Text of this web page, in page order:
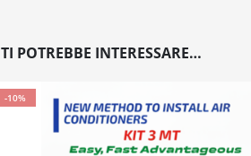
TI POTREBBE INTERESSARE…
-10%